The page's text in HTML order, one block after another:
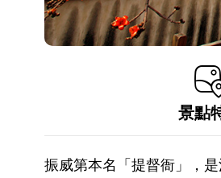
景點
振威第本名「提督衙」，